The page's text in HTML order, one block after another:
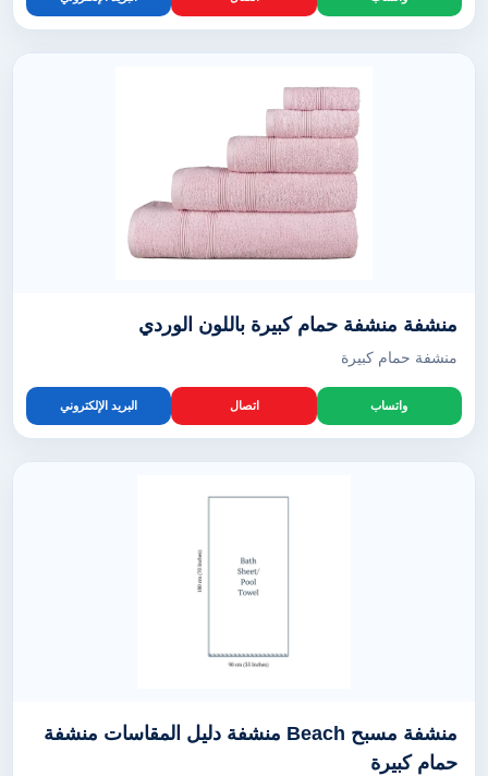
منشفة منشفة حمام كبيرة باللون الوردي
منشفة حمام كبيرة
واتساب اتصال البريد الإلكتروني
منشفة مسبح Beach منشفة دليل المقاسات منشفة
حمام كبيرة